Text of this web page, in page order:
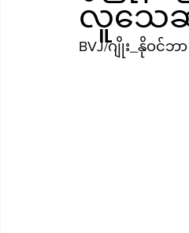
လူသေဆုံ
BVJ/ဂျိုး_နိုဝင်ဘ